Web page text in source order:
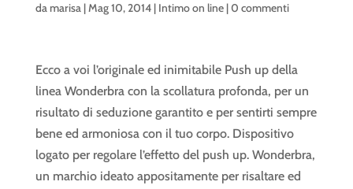
damarisa|Mag 10, 2014| Intimo on line|0 commenti
Ecco a voi l’originale ed inimitabile Push up della
linea Wonderbra con la scollatura profonda, per un
risultato di seduzione garantito e per sentirti sempre
bene ed armoniosa con il tuo corpo. Dispositivo
logato per regolare l’effetto del push up. Wonderbra,
un marchio ideato appositamente per risaltare ed